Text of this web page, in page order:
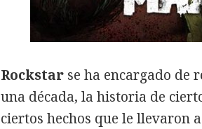
Rockstar se ha encargado de
una década, la historia de
ciertos hechos que le llevaron